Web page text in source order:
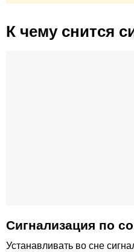
К чему снится
Сигнализация по
Устанавливать во сне